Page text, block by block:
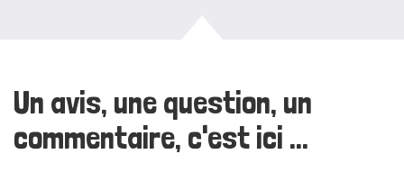
Un avis, une question, un
commentaire, c'est ici ...